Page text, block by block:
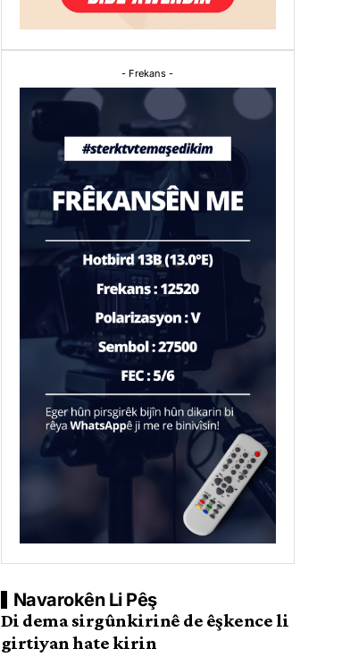
- Frekans -
Navarokên Li Pêş
Di dema sirgûnkirinê de êşkence li
girtiyan hate kirin